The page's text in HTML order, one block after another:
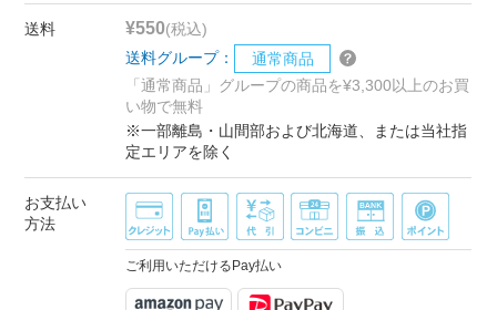
送料 ¥550(税込)
送料グループ：
通常商品
「通常商品」グループの商品を¥3,300以上のお買
い物で無料
※一部離島・山間部および北海道、または当社指
定エリアを除く
お支払い
方法
ご利用いただけるPay払い